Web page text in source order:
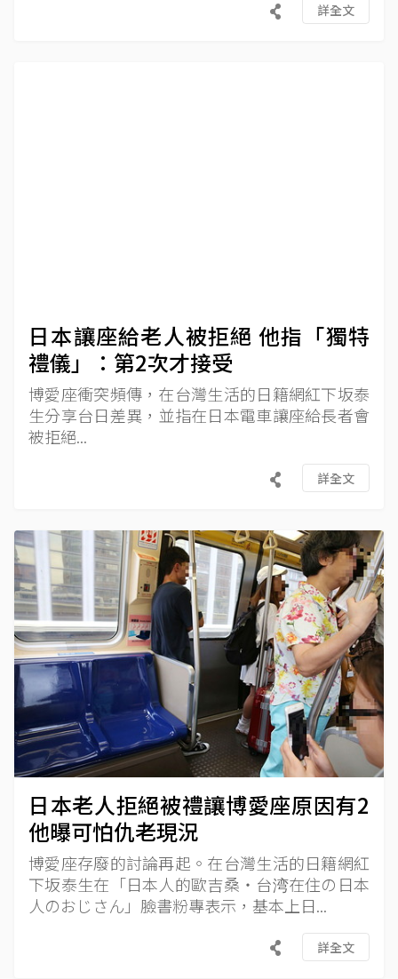
詳全文
日本讓座給老人被拒絕 他指「獨特
禮儀」：第2次才接受
博愛座衝突頻傳，在台灣生活的日籍網紅下坂泰
生分享台日差異，並指在日本電車讓座給長者會
被拒絕...
詳全文
日本老人拒絕被禮讓博愛座原因有2
他曝可怕仇老現況
博愛座存廢的討論再起。在台灣生活的日籍網紅
下坂泰生在「日本人的歐吉桑・台湾在住の日本
人のおじさん」臉書粉專表示，基本上日...
詳全文